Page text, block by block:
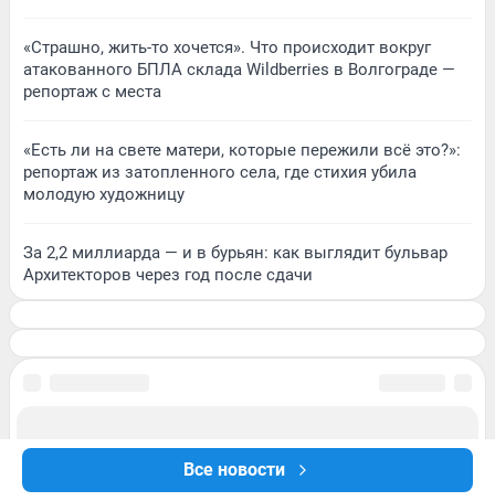
Все новости
«Страшно, жить-то хочется». Что происходит вокруг
атакованного БПЛА склада Wildberries в Волгограде —
репортаж с места
«Есть ли на свете матери, которые пережили всё это?»:
репортаж из затопленного села, где стихия убила
молодую художницу
За 2,2 миллиарда — и в бурьян: как выглядит бульвар
Архитекторов через год после сдачи